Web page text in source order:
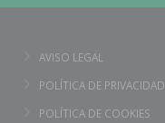
AVISO LEGAL
POLÍTICA DE PRIVACIDAD
POLÍTICA DE COOKIES